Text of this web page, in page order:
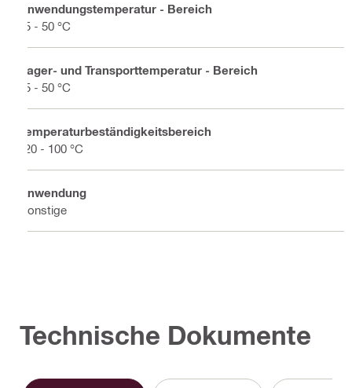
Anwendungstemperatur - Bereich
-5 - 50 °C
Lager- und Transporttemperatur - Bereich
-5 - 50 °C
Temperaturbeständigkeitsbereich
-20 - 100 °C
Anwendung
Sonstige
Technische Dokumente